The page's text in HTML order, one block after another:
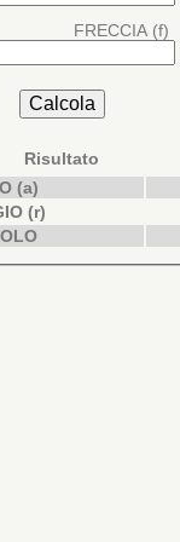
FRECCIA (f)
Risultato
(a)
(r)